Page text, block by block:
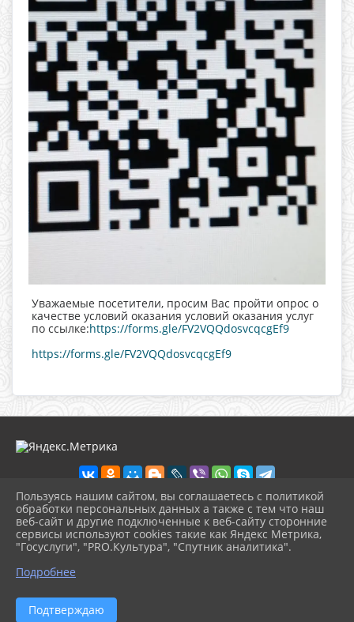
Уважаемые посетители, просим Вас пройти опрос о
качестве условий оказания условий оказания услуг
по ссылке:https://forms.gle/FV2VQQdosvcqcgEf9
https://forms.gle/FV2VQQdosvcqcgEf9
2026 г. blagodk.anapa-kult.ru
Вход
Карта сайта
Политика обработки персональных данных
Сделано на KubCMS
Разработка и поддержка
Пользуясь нашим сайтом, вы соглашаетесь с политикой
обработки персональных данных а также с тем что наш
веб-сайт и другие подключенные к веб-сайту сторонние
сервисы используют cookies такие как Яндекс Метрика,
"Госуслуги", "PRO.Культура", "Спутник аналитика".
Подробнее
Подтверждаю